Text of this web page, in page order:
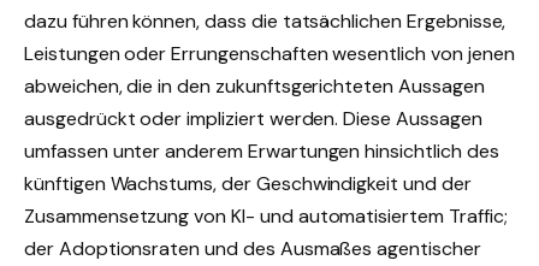
dazu führen können, dass die tatsächlichen Ergebnisse,
Leistungen oder Errungenschaften wesentlich von jenen
abweichen, die in den zukunftsgerichteten Aussagen
ausgedrückt oder impliziert werden. Diese Aussagen
umfassen unter anderem Erwartungen hinsichtlich des
künftigen Wachstums, der Geschwindigkeit und der
Zusammensetzung von KI- und automatisiertem Traffic;
der Adoptionsraten und des Ausmaßes agentischer